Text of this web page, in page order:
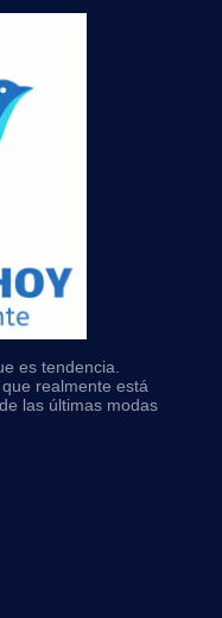
es tendencia.
realmente está
las últimas modas